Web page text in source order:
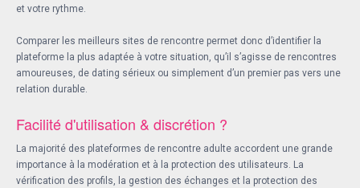
et votre rythme.
Comparer les meilleurs sites de rencontre permet donc d’identifier la
plateforme la plus adaptée à votre situation, qu’il s’agisse de rencontres
amoureuses, de dating sérieux ou simplement d’un premier pas vers une
relation durable.
Facilité d'utilisation & discrétion ?
La majorité des plateformes de rencontre adulte accordent une grande
importance à la modération et à la protection des utilisateurs. La
vérification des profils, la gestion des échanges et la protection des